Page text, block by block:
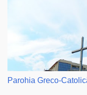
Parohia Greco-